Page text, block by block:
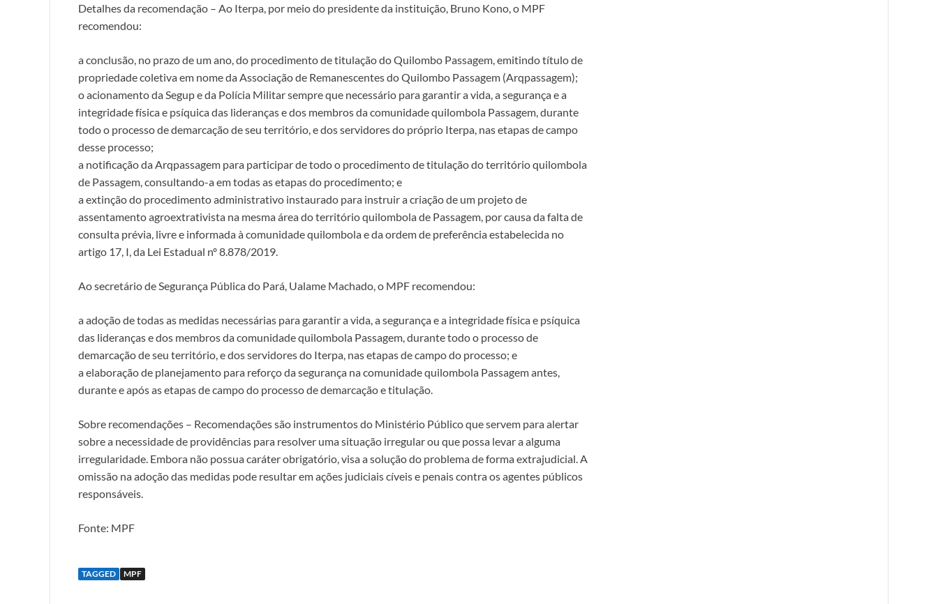
Detalhes da recomendação – Ao Iterpa, por meio do presidente da instituição, Bruno Kono, o MPF
recomendou:
a conclusão, no prazo de um ano, do procedimento de titulação do Quilombo Passagem, emitindo título de
propriedade coletiva em nome da Associação de Remanescentes do Quilombo Passagem (Arqpassagem);
o acionamento da Segup e da Polícia Militar sempre que necessário para garantir a vida, a segurança e a
integridade física e psíquica das lideranças e dos membros da comunidade quilombola Passagem, durante
todo o processo de demarcação de seu território, e dos servidores do próprio Iterpa, nas etapas de campo
desse processo;
a notificação da Arqpassagem para participar de todo o procedimento de titulação do território quilombola
de Passagem, consultando-a em todas as etapas do procedimento; e
a extinção do procedimento administrativo instaurado para instruir a criação de um projeto de
assentamento agroextrativista na mesma área do território quilombola de Passagem, por causa da falta de
consulta prévia, livre e informada à comunidade quilombola e da ordem de preferência estabelecida no
artigo 17, I, da Lei Estadual nº 8.878/2019.
Ao secretário de Segurança Pública do Pará, Ualame Machado, o MPF recomendou:
a adoção de todas as medidas necessárias para garantir a vida, a segurança e a integridade física e psíquica
das lideranças e dos membros da comunidade quilombola Passagem, durante todo o processo de
demarcação de seu território, e dos servidores do Iterpa, nas etapas de campo do processo; e
a elaboração de planejamento para reforço da segurança na comunidade quilombola Passagem antes,
durante e após as etapas de campo do processo de demarcação e titulação.
Sobre recomendações – Recomendações são instrumentos do Ministério Público que servem para alertar
sobre a necessidade de providências para resolver uma situação irregular ou que possa levar a alguma
irregularidade. Embora não possua caráter obrigatório, visa a solução do problema de forma extrajudicial. A
omissão na adoção das medidas pode resultar em ações judiciais cíveis e penais contra os agentes públicos
responsáveis.
Fonte: MPF
TAGGED MPF